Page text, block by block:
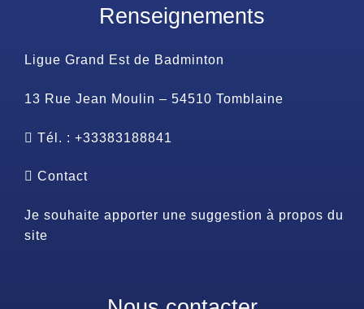
Renseignements
Ligue Grand Est de Badminton
13 Rue Jean Moulin – 54510 Tomblaine
Tél. : +33383188841
Contact
Je souhaite apporter une suggestion à propos du
site